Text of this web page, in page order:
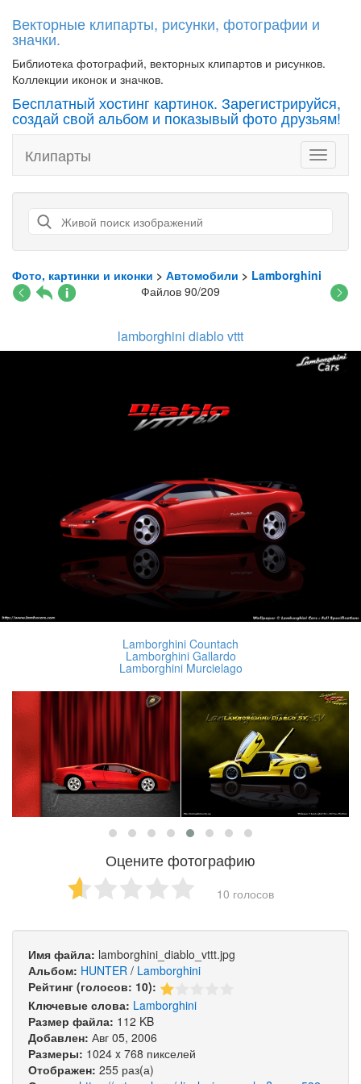
Векторные клипарты, рисунки, фотографии и
значки.
Библиотека фотографий, векторных клипартов и рисунков.
Коллекции иконок и значков.
Бесплатный хостинг картинок. Зарегистрируйся,
создай свой альбом и показывый фото друзьям!
Toggle
Клипарты
Фото, картинки и иконки > Автомобили > Lamborghini
Файлов 90/209
lamborghini diablo vttt
Lamborghini Countach
Lamborghini Gallardo
Lamborghini Murcielago
Оцените фотографию
10 голосов
Имя файла: lamborghini_diablo_vttt.jpg
Альбом: HUNTER / Lamborghini
Рейтинг (голосов: 10):
Ключевые слова: Lamborghini
Размер файла: 112 KB
Добавлен: Авг 05, 2006
Размеры: 1024 x 768 пикселей
Отображен: 255 раз(а)